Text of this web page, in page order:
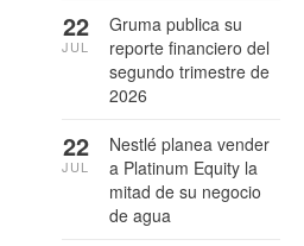
Gruma publica su
reporte financiero del
segundo trimestre de
2026
22
JUL
Nestlé planea vender
a Platinum Equity la
mitad de su negocio
de agua
22
JUL